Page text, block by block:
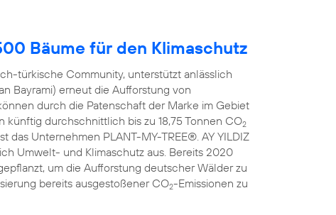
Bäume für den Klimaschutz
türkische Community, unterstützt anlässlich
Bayrami) erneut die Aufforstung von
durch die Patenschaft der Marke im Gebiet
künftig durchschnittlich bis zu 18,75 Tonnen CO2
das Unternehmen PLANT-MY-TREE®. AY YILDIZ
Umwelt- und Klimaschutz aus. Bereits 2020
um die Aufforstung deutscher Wälder zu
bereits ausgestoßener CO2-Emissionen zu